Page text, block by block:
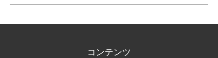
コンテンツ